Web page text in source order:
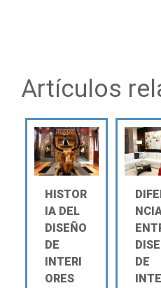
Artículos
HISTOR
IA DEL
DISEÑO
DE
INTERI
ORES
DE